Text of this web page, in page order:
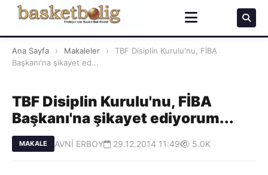
Ana Sayfa › Makaleler ›
TBF Disiplin Kurulu'nu, FİBA
Başkanı'na şikayet ed...
TBF Disiplin Kurulu'nu, FİBA
Başkanı'na şikayet ediyorum...
MAKALE AVNİ ERBOY 29.12.2014 11:49 5.0K